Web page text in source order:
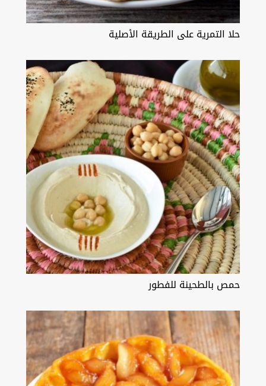
حلا التمرية على الطريقة الأصلية
حمص بالطحينة للفطور